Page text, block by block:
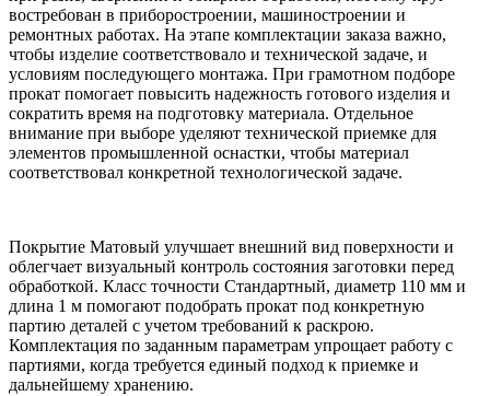
востребован в приборостроении, машиностроении и
ремонтных работах. На этапе комплектации заказа важно,
чтобы изделие соответствовало и технической задаче, и
условиям последующего монтажа. При грамотном подборе
прокат помогает повысить надежность готового изделия и
сократить время на подготовку материала. Отдельное
внимание при выборе уделяют технической приемке для
элементов промышленной оснастки, чтобы материал
соответствовал конкретной технологической задаче.
Покрытие Матовый улучшает внешний вид поверхности и
облегчает визуальный контроль состояния заготовки перед
обработкой. Класс точности Стандартный, диаметр 110 мм и
длина 1 м помогают подобрать прокат под конкретную
партию деталей с учетом требований к раскрою.
Комплектация по заданным параметрам упрощает работу с
партиями, когда требуется единый подход к приемке и
дальнейшему хранению.